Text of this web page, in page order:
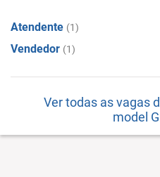
Atendente (1)
Vendedor (1)
Ver todas as vagas
model